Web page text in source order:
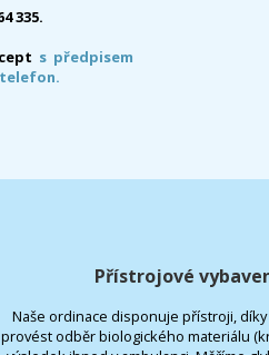
335.
s předpisem
telefon.
Přístrojové
Naše ordinace disponuje přístroji,
provést odběr biologického materiálu